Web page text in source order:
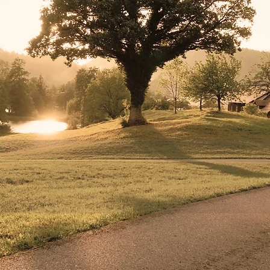
bist Du genau
fokus | natur | mensch | freude